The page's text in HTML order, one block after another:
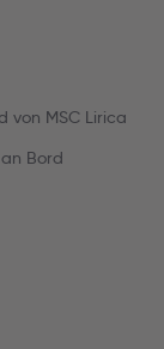
von MSC Lirica
Bord